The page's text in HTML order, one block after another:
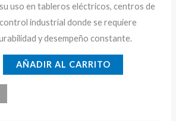
uso en tableros eléctricos, centros de
industrial donde se requiere
y desempeño constante.
AÑADIR AL CARRITO